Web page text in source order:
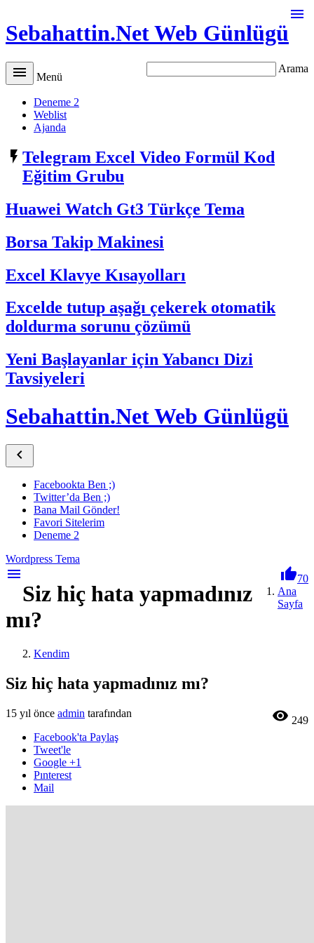
Sebahattin.Net Web Günlügü

Arama
 Menü
Deneme 2
Weblist
Ajanda
 Telegram Excel Video Formül Kod
Eğitim Grubu
Huawei Watch Gt3 Türkçe Tema
Borsa Takip Makinesi
Excel Klavye Kısayolları
Excelde tutup aşağı çekerek otomatik
doldurma sorunu çözümü
Yeni Başlayanlar için Yabancı Dizi
Tavsiyeleri
Sebahattin.Net Web Günlügü

Facebookta Ben ;)
Twitter’da Ben ;)
Bana Mail Gönder!
Favori Sitelerim
Deneme 2
Wordpress Tema
menu
Siz hiç hata yapmadınız
mı?
70
Ana
Sayfa
Kendim
Siz hiç hata yapmadınız mı?
15 yıl önce admin tarafından  249
Facebook'ta Paylaş
Tweet'le
Google +1
Pınterest
Mail